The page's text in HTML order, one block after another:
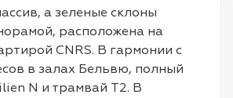
а зеленые склоны
расположена на
CNRS. В гармонии с
в залах Бельвю, полный
N и трамвай T2. В